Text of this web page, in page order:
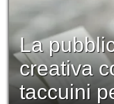
La
creativa
taccuini